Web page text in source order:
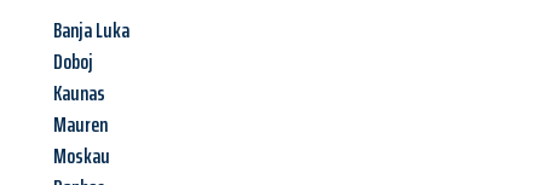
Banja Luka
Doboj
Kaunas
Mauren
Moskau